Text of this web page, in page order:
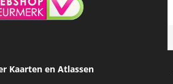
Kaarten en Atlassen